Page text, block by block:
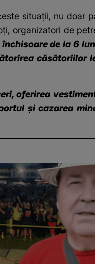
situații, nu doar
organizatori de
de la 6
căsătoriilor
oferirea
şi cazarea